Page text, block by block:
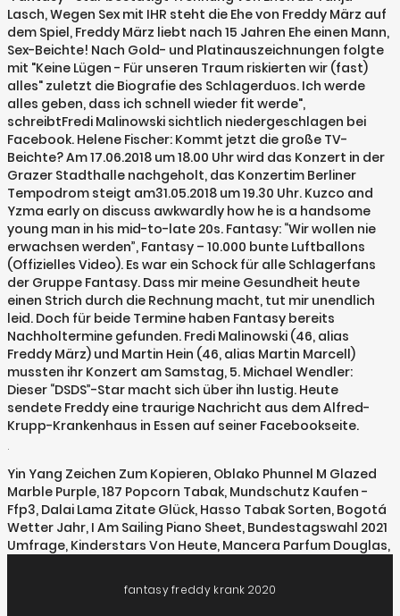
Lasch, Wegen Sex mit IHR steht die Ehe von Freddy März auf
dem Spiel, Freddy März liebt nach 15 Jahren Ehe einen Mann,
Sex-Beichte! Nach Gold- und Platinauszeichnungen folgte
mit "Keine Lügen - Für unseren Traum riskierten wir (fast)
alles" zuletzt die Biografie des Schlagerduos. Ich werde
alles geben, dass ich schnell wieder fit werde",
schreibtFredi Malinowski sichtlich niedergeschlagen bei
Facebook. Helene Fischer: Kommt jetzt die große TV-
Beichte? Am 17.06.2018 um 18.00 Uhr wird das Konzert in der
Grazer Stadthalle nachgeholt, das Konzertim Berliner
Tempodrom steigt am31.05.2018 um 19.30 Uhr. Kuzco and
Yzma early on discuss awkwardly how he is a handsome
young man in his mid-to-late 20s. Fantasy: “Wir wollen nie
erwachsen werden”, Fantasy – 10.000 bunte Luftballons
(Offizielles Video). Es war ein Schock für alle Schlagerfans
der Gruppe Fantasy. Dass mir meine Gesundheit heute
einen Strich durch die Rechnung macht, tut mir unendlich
leid. Doch für beide Termine haben Fantasy bereits
Nachholtermine gefunden. Fredi Malinowski (46, alias
Freddy März) und Martin Hein (46, alias Martin Marcell)
mussten ihr Konzert am Samstag, 5. Michael Wendler:
Dieser “DSDS”-Star macht sich über ihn lustig. Heute
sendete Freddy eine traurige Nachricht aus dem Alfred-
Krupp-Krankenhaus in Essen auf seiner Facebookseite.
Yin Yang Zeichen Zum Kopieren, Oblako Phunnel M Glazed
Marble Purple,187 Popcorn Tabak, Mundschutz Kaufen -
Ffp3, Dalai Lama Zitate Glück, Hasso Tabak Sorten, Bogotá
Wetter Jahr, I Am Sailing Piano Sheet, Bundestagswahl 2021
Umfrage, Kinderstars Von Heute, Mancera Parfum Douglas,
fantasy freddy krank 2020